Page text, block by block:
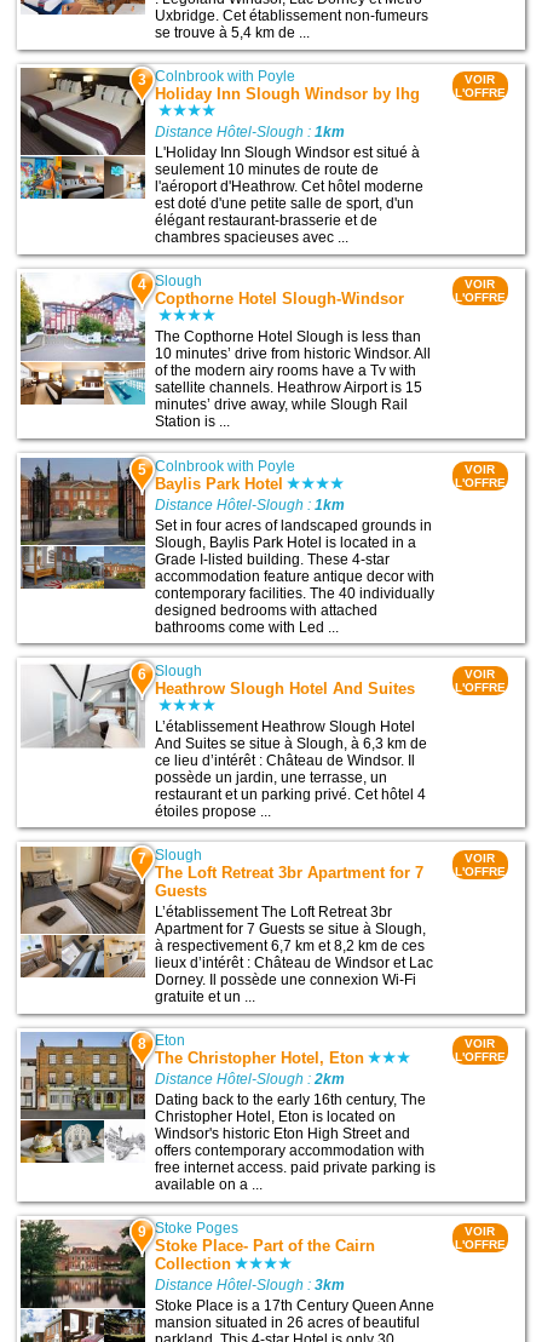
Uxbridge. Cet établissement non-fumeurs
se trouve à 5,4 km de ...
3 Colnbrook with Poyle
Holiday Inn Slough Windsor by Ihg
Distance Hôtel-Slough :1km
L'Holiday Inn Slough Windsor est situé à
seulement 10 minutes de route de
l'aéroport d'Heathrow. Cet hôtel moderne
est doté d'une petite salle de sport, d'un
élégant restaurant-brasserie et de
chambres spacieuses avec ...
VOIR
L'OFFRE
4 Slough
Copthorne Hotel Slough-Windsor
The Copthorne Hotel Slough is less than
10 minutes’ drive from historic Windsor. All
of the modern airy rooms have a Tv with
satellite channels. Heathrow Airport is 15
minutes’ drive away, while Slough Rail
Station is ...
VOIR
L'OFFRE
5 Colnbrook with Poyle
Baylis Park Hotel
Distance Hôtel-Slough :1km
Set in four acres of landscaped grounds in
Slough, Baylis Park Hotel is located in a
Grade I-listed building. These 4-star
accommodation feature antique decor with
contemporary facilities. The 40 individually
designed bedrooms with attached
bathrooms come with Led ...
VOIR
L'OFFRE
6 Slough
Heathrow Slough Hotel And Suites
L’établissement Heathrow Slough Hotel
And Suites se situe à Slough, à 6,3 km de
ce lieu d’intérêt : Château de Windsor. Il
possède un jardin, une terrasse, un
restaurant et un parking privé. Cet hôtel 4
étoiles propose ...
VOIR
L'OFFRE
7 Slough
The Loft Retreat 3br Apartment for 7
Guests
L’établissement The Loft Retreat 3br
Apartment for 7 Guests se situe à Slough,
à respectivement 6,7 km et 8,2 km de ces
lieux d’intérêt : Château de Windsor et Lac
Dorney. Il possède une connexion Wi-Fi
gratuite et un ...
VOIR
L'OFFRE
8 Eton
The Christopher Hotel, Eton
Distance Hôtel-Slough :2km
Dating back to the early 16th century, The
Christopher Hotel, Eton is located on
Windsor's historic Eton High Street and
offers contemporary accommodation with
free internet access. paid private parking is
available on a ...
VOIR
L'OFFRE
9 Stoke Poges
Stoke Place- Part of the Cairn
Collection
Distance Hôtel-Slough :3km
Stoke Place is a 17th Century Queen Anne
mansion situated in 26 acres of beautiful
VOIR
L'OFFRE